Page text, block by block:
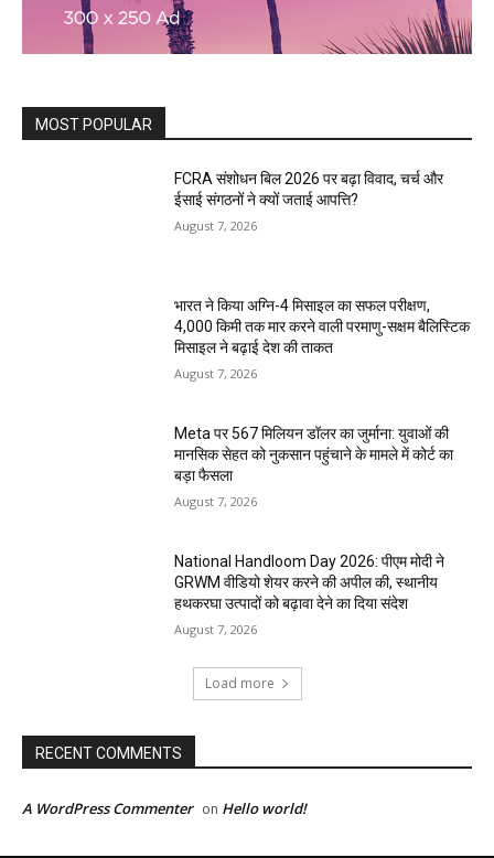
MOST POPULAR
FCRA संशोधन बिल 2026 पर बढ़ा विवाद, चर्च और
ईसाई संगठनों ने क्यों जताई आपत्ति?
August 7, 2026
भारत ने किया अग्नि-4 मिसाइल का सफल परीक्षण,
4,000 किमी तक मार करने वाली परमाणु-सक्षम बैलिस्टिक
मिसाइल ने बढ़ाई देश की ताकत
August 7, 2026
Meta पर 567 मिलियन डॉलर का जुर्माना: युवाओं की
मानसिक सेहत को नुकसान पहुंचाने के मामले में कोर्ट का
बड़ा फैसला
August 7, 2026
National Handloom Day 2026: पीएम मोदी ने
GRWM वीडियो शेयर करने की अपील की, स्थानीय
हथकरघा उत्पादों को बढ़ावा देने का दिया संदेश
August 7, 2026
Load more
RECENT COMMENTS
A WordPress Commenter on Hello world!